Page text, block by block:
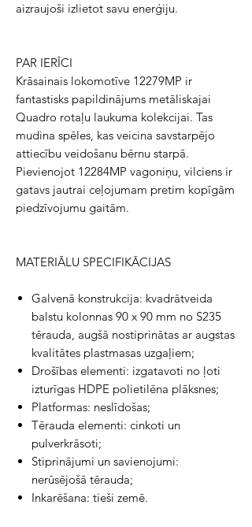
aizraujoši izlietot savu enerģiju.
PAR IERĪCI
Krāsainais lokomotīve 12279MP ir
fantastisks papildinājums metāliskajai
Quadro rotaļu laukuma kolekcijai. Tas
mudina spēles, kas veicina savstarpējo
attiecību veidošanu bērnu starpā.
Pievienojot 12284MP vagoniņu, vilciens ir
gatavs jautrai ceļojumam pretim kopīgām
piedzīvojumu gaitām.
MATERIĀLU SPECIFIKĀCIJAS
Galvenā konstrukcija: kvadrātveida
balstu kolonnas 90 x 90 mm no S235
tērauda, augšā nostiprinātas ar augstas
kvalitātes plastmasas uzgaļiem;
Drošības elementi: izgatavoti no ļoti
izturīgas HDPE polietilēna plāksnes;
Platformas: neslīdošas;
Tērauda elementi: cinkoti un
pulverkrāsoti;
Stiprinājumi un savienojumi:
nerūsējošā tērauda;
Inkarēšana: tieši zemē.